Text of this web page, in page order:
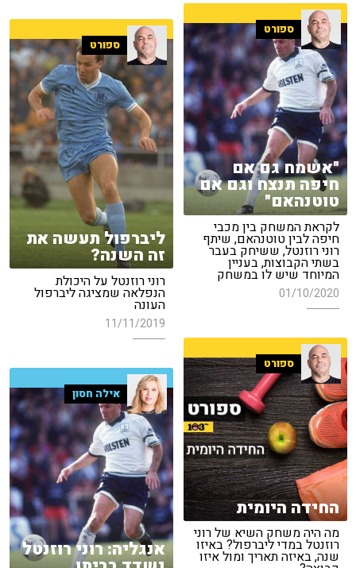
ספורט
"אשמח גם אם
חיפה תנצח וגם אם
טוטנהאם"
לקראת המשחק בין מכבי
חיפה לבין טוטנהאם, שיתף
רוני רוזנטל, ששיחק בעבר
בשתי הקבוצות, בעניין
המיוחד שיש לו במשחק
01/10/2020
ספורט
ליברפול תעשה את
זה השנה?
רוני רוזנטל על היכולת
הנפלאה שמציגה ליברפול
העונה
11/11/2019
ספורט
החידה היומית
מה היה משחק השיא של רוני
רוזנטל במדי ליברפול? באיזו
שנה, באיזה תאריך ומול איזו
אילה חסון
אנגליה: רוני רוזנטל